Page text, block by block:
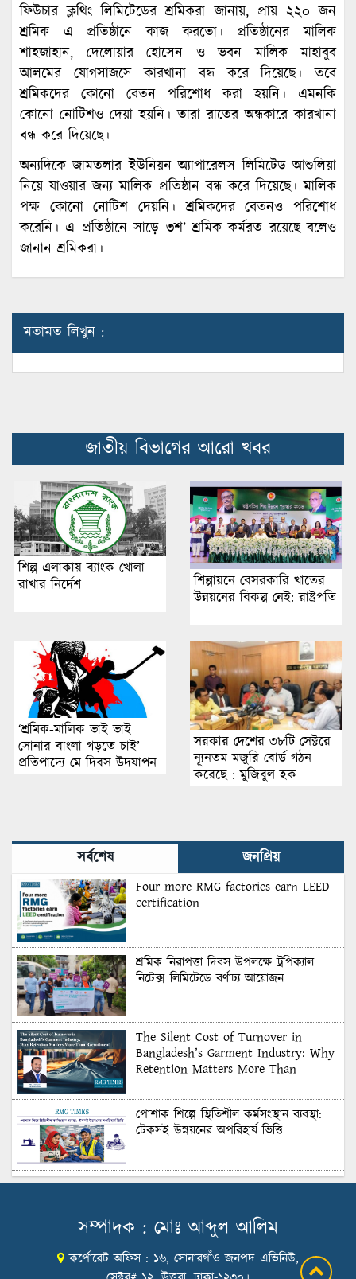
ফিউচার ক্লথিং লিমিটেডের শ্রমিকরা জানায়, প্রায় ২২০ জন
শ্রমিক এ প্রতিষ্ঠানে কাজ করতো। প্রতিষ্ঠানের মালিক
শাহজাহান, দেলোয়ার হোসেন ও ভবন মালিক মাহাবুব
আলমের যোগসাজসে কারখানা বন্ধ করে দিয়েছে। তবে
শ্রমিকদের কোনো বেতন পরিশোধ করা হয়নি। এমনকি
কোনো নোটিশও দেয়া হয়নি। তারা রাতের অন্ধকারে কারখানা
বন্ধ করে দিয়েছে।
অন্যদিকে জামতলার ইউনিয়ন অ্যাপারেলস লিমিটেড আশুলিয়া
নিয়ে যাওয়ার জন্য মালিক প্রতিষ্ঠান বন্ধ করে দিয়েছে। মালিক
পক্ষ কোনো নোটিশ দেয়নি। শ্রমিকদের বেতনও পরিশোধ
করেনি। এ প্রতিষ্ঠানে সাড়ে ৩শ’ শ্রমিক কর্মরত রয়েছে বলেও
জানান শ্রমিকরা।
মতামত লিখুন :
জাতীয় বিভাগের আরো খবর
শিল্প এলাকায় ব্যাংক খোলা
রাখার নির্দেশ
শিল্পায়নে বেসরকারি খাতের
উন্নয়নের বিকল্প নেই: রাষ্ট্রপতি
‘শ্রমিক-মালিক ভাই ভাই
সোনার বাংলা গড়তে চাই’
প্রতিপাদ্যে মে দিবস উদযাপন
সরকার দেশের ৩৮টি সেক্টরে
ন্যূনতম মজুরি বোর্ড গঠন
করেছে : মুজিবুল হক
সর্বশেষ জনপ্রিয়
Four more RMG factories earn LEED
certification
শ্রমিক নিরাপত্তা দিবস উপলক্ষে ট্রপিক্যাল
নিটেক্স লিমিটেডে বর্ণাঢ্য আয়োজন
The Silent Cost of Turnover in
Bangladesh’s Garment Industry: Why
Retention Matters More Than
পোশাক শিল্পে স্থিতিশীল কর্মসংস্থান ব্যবস্থা:
টেকসই উন্নয়নের অপরিহার্য ভিত্তি
শুল্কের দেয়াল ভাঙার সুযোগ: মার্কিন বাজারে
Honoring Excellence: Texstream
সম্পাদক : মোঃ আব্দুল আলিম
কর্পোরেট অফিস : ১৬, সোনারগাঁও জনপদ এভিনিউ,